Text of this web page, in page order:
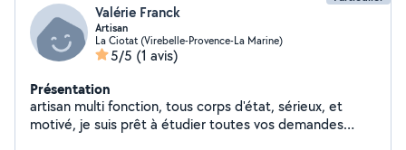
Valérie Franck
Artisan
La Ciotat (Virebelle-Provence-La Marine)
5/5 (1 avis)
Présentation
artisan multi fonction, tous corps d'état, sérieux, et
motivé, je suis prêt à étudier toutes vos demandes